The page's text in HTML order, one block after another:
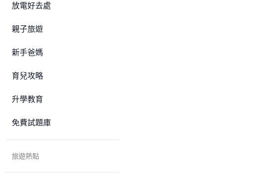
放電好去處
親子旅遊
新手爸媽
育兒攻略
升學教育
免費試題庫
旅遊熱點